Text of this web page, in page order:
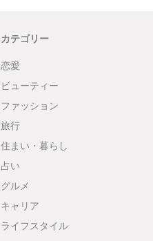
カテゴリー
恋愛
ビューティー
ファッション
旅行
住まい・暮らし
占い
グルメ
キャリア
ライフスタイル